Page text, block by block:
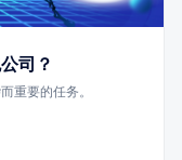
司？
重要的任务。